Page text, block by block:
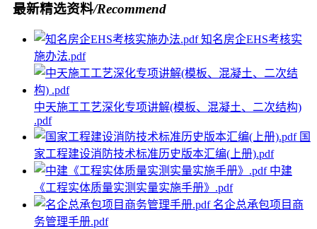
最新精选资料/Recommend
知名房企EHS考核实
施办法.pdf
中天施工工艺深化专项讲解(模板、混凝土、二次结构)
.pdf
国
家工程建设消防技术标准历史版本汇编(上册).pdf
中建
《工程实体质量实测实量实施手册》.pdf
名企总承包项目商
务管理手册.pdf